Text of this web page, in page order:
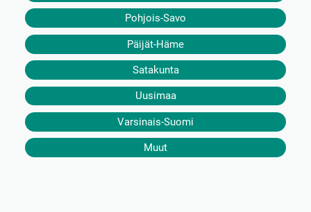
Pohjois-Savo
Päijät-Häme
Satakunta
Uusimaa
Varsinais-Suomi
Muut